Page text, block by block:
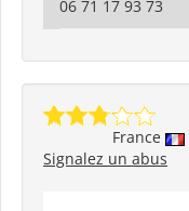
06 71 17 93 73
France
Signalez un abus